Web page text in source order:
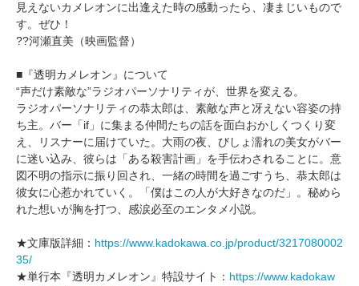
見えないカメレオンに出逢えた時の感動ったら、凄まじいもので
す。ぜひ！
??河瀬直美（映画監督）
■『透明カメレオン』について
“声だけ素敵な”ラジオパーソナリティが、世界を変える。
ラジオパーソナリティの恭太郎は、素敵な声と冴えない容姿の持
ち主。バー「if」に集まる仲間たちの話を面白おかしくつくり変
え、リスナーに届けていた。大雨の夜、びしょ濡れの美女がバー
に迷い込み、彼らは「ある殺害計画」を手伝わされることに。意
図不明の指示に振り回され、一緒の時間を過ごすうち、恭太郎は
彼女に心惹かれていく。「僕はこの人が大好きなのだ」。秘めら
れた想いが胸を打つ、感涙必至のエンタメ小説。
★文庫版詳細： https://www.kadokawa.co.jp/product/3217080002
35/
★単行本『透明カメレオン』特設サイト： https://www.kadokaw